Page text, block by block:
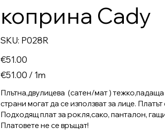
коприна Cady
SKU: SKU
P028R
P028R
Price
€51.00
€51.00
per
€51.00 / 1m
Плътна,двулицева (сатен/мат )
страни могат да се използват за лице.
Подходящ плат за рокля,сако, панталон,
Платовете не се връщат!